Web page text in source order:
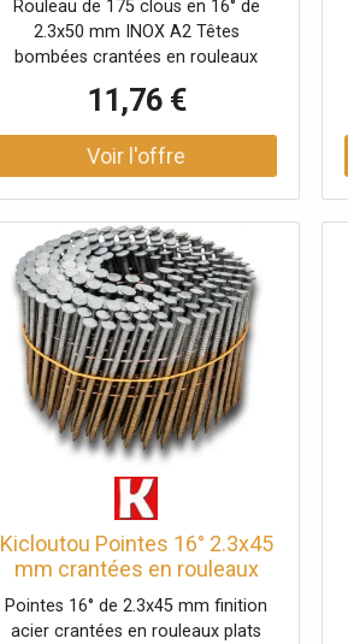
Rouleau de 175 clous en 16° de
2.3x50 mm INOX A2 Têtes
bombées crantées en rouleaux
bardage et terrasse
11,76 €
Kicloutou Pointes 16° 2.3x45
mm crantées en rouleaux
plats fil métal X 12600
Pointes 16° de 2.3x45 mm finition
acier crantées en rouleaux plats